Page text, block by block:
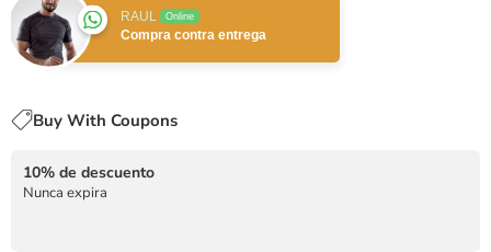
RAUL Online
Compra contra entrega
Buy With Coupons
10% de descuento
Nunca expira